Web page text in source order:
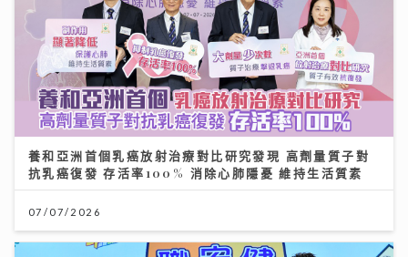
養和亞洲首個乳癌放射治療對比研究發現 高劑量質子對
抗乳癌復發 存活率100% 消除心肺隱憂 維持生活質素
07/07/2026